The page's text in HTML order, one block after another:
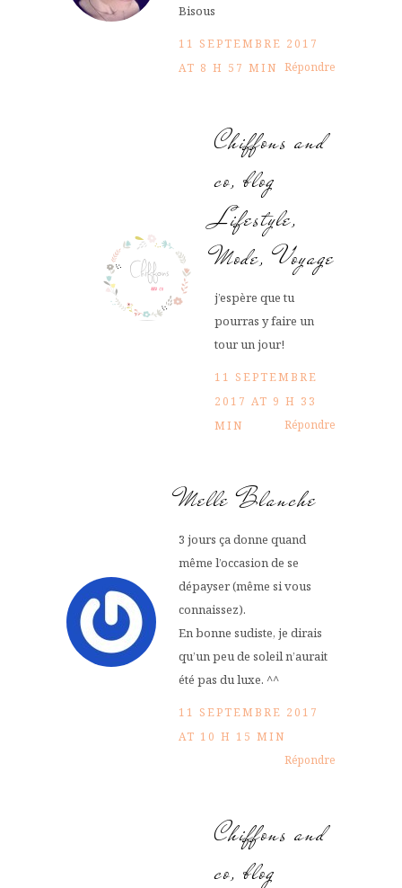
Bisous
11 SEPTEMBRE 2017
AT 8 H 57 MIN Répondre
Chiffons and
co, blog
Lifestyle,
Mode, Voyage
j’espère que tu
pourras y faire un
tour un jour!
11 SEPTEMBRE
2017 AT 9 H 33
MIN
Répondre
Melle Blanche
3 jours ça donne quand
même l’occasion de se
dépayser (même si vous
connaissez).
En bonne sudiste, je dirais
qu’un peu de soleil n’aurait
été pas du luxe. ^^
11 SEPTEMBRE 2017
AT 10 H 15 MIN
Répondre
Chiffons and
co, blog